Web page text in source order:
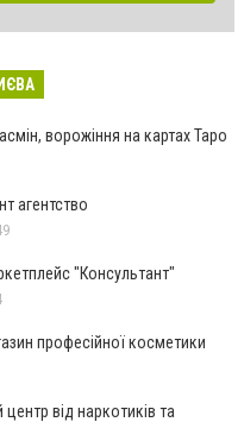
ворожіння на картах Таро
агентство
"Консультант"
професійної косметики
центр від наркотиків та